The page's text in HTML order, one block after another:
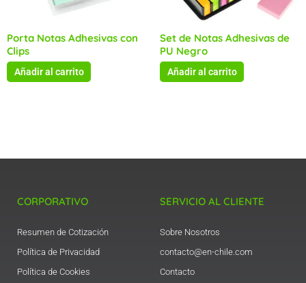
Porta Notas Adhesivas con
Clips
Añadir al carrito
Set de Notas Adhesivas de
PU Negro
Añadir al carrito
CORPORATIVO
Resumen de Cotización
Política de Privacidad
Política de Cookies
SERVICIO AL CLIENTE
Sobre Nosotros
contacto@en-chile.com
Contacto